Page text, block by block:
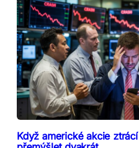
Když americké akcie